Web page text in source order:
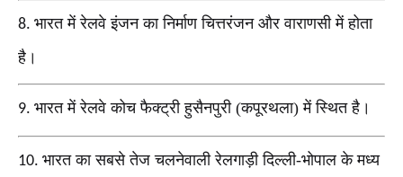
8. भारत में रेलवे इंजन का निर्माण चित्तरंजन और वाराणसी में होता
है।
9. भारत में रेलवे कोच फैक्ट्री हुसैनपुरी (कपूरथला) में स्थित है।
10. भारत का सबसे तेज चलनेवाली रेलगाड़ी दिल्ली-भोपाल के मध्य